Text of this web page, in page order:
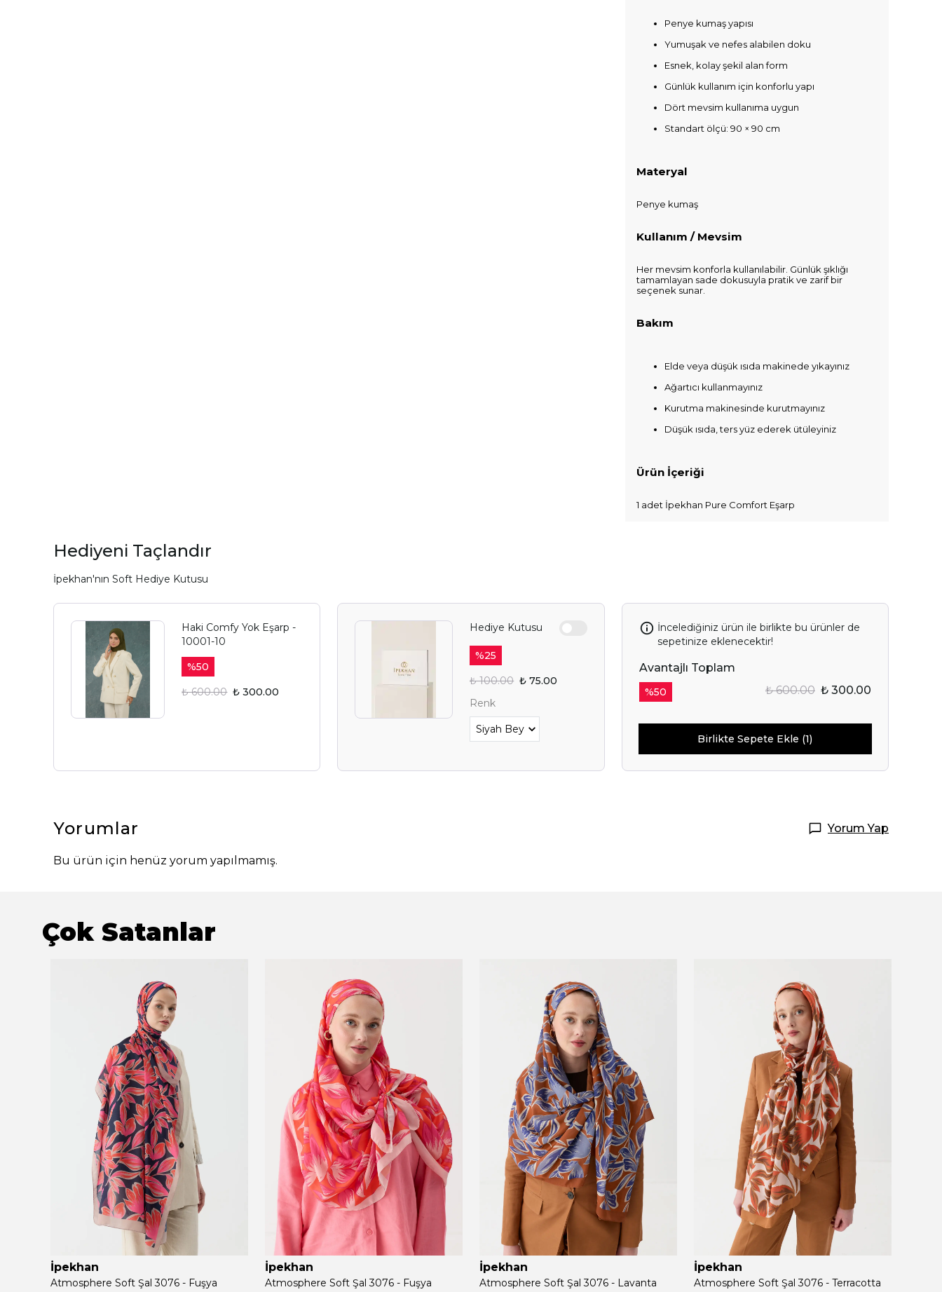
Penye kumaş yapısı
Yumuşak ve nefes alabilen doku
Esnek, kolay şekil alan form
Günlük kullanım için konforlu yapı
Dört mevsim kullanıma uygun
Standart ölçü: 90 × 90 cm
Materyal
Penye kumaş
Kullanım / Mevsim
Her mevsim konforla kullanılabilir. Günlük şıklığı
tamamlayan sade dokusuyla pratik ve zarif bir
seçenek sunar.
Bakım
Elde veya düşük ısıda makinede yıkayınız
Ağartıcı kullanmayınız
Kurutma makinesinde kurutmayınız
Düşük ısıda, ters yüz ederek ütüleyiniz
Ürün İçeriği
1 adet İpekhan Pure Comfort Eşarp
Hediyeni Taçlandır
İpekhan'nın Soft Hediye Kutusu
Haki Comfy Yok Eşarp -
10001-10
%50
₺ 600.00 ₺ 300.00
Hediye Kutusu
%25
₺ 100.00 ₺ 75.00
Renk
İncelediğiniz ürün ile birlikte bu ürünler de
sepetinize eklenecektir!
Avantajlı Toplam
%50 ₺ 600.00 ₺ 300.00
Birlikte Sepete Ekle (1)
Yorumlar Yorum Yap
Bu ürün için henüz yorum yapılmamış.
Çok Satanlar
İpekhan
Atmosphere Soft Şal 3076 - Fuşya
İpekhan
Atmosphere Soft Şal 3076 - Fuşya
İpekhan
Atmosphere Soft Şal 3076 - Lavanta
İpekhan
Atmosphere Soft Şal 3076 - Terracotta